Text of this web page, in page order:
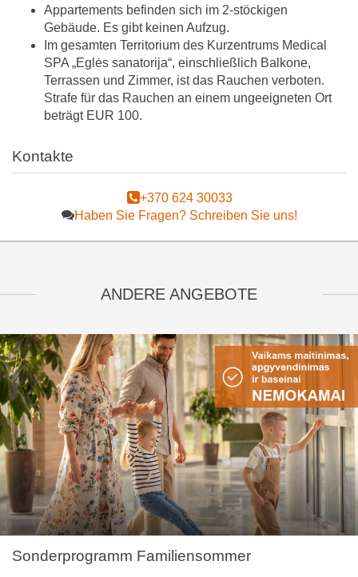
Appartements befinden sich im 2-stöckigen
Gebäude. Es gibt keinen Aufzug.
Im gesamten Territorium des Kurzentrums Medical
SPA „Eglės sanatorija“, einschließlich Balkone,
Terrassen und Zimmer, ist das Rauchen verboten.
Strafe für das Rauchen an einem ungeeigneten Ort
beträgt EUR 100.
Kontakte
+370 624 30033
Haben Sie Fragen? Schreiben Sie uns!
ANDERE ANGEBOTE
Sonderprogramm Familiensommer